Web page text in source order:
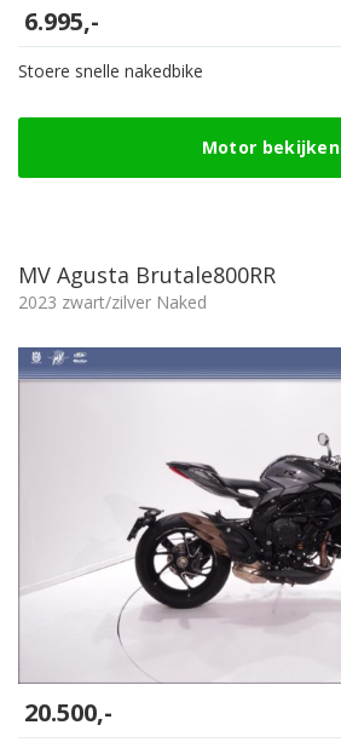
6.995,-
Stoere snelle nakedbike
Motor bekijken
MV Agusta Brutale800RR
2023 zwart/zilver Naked
20.500,-